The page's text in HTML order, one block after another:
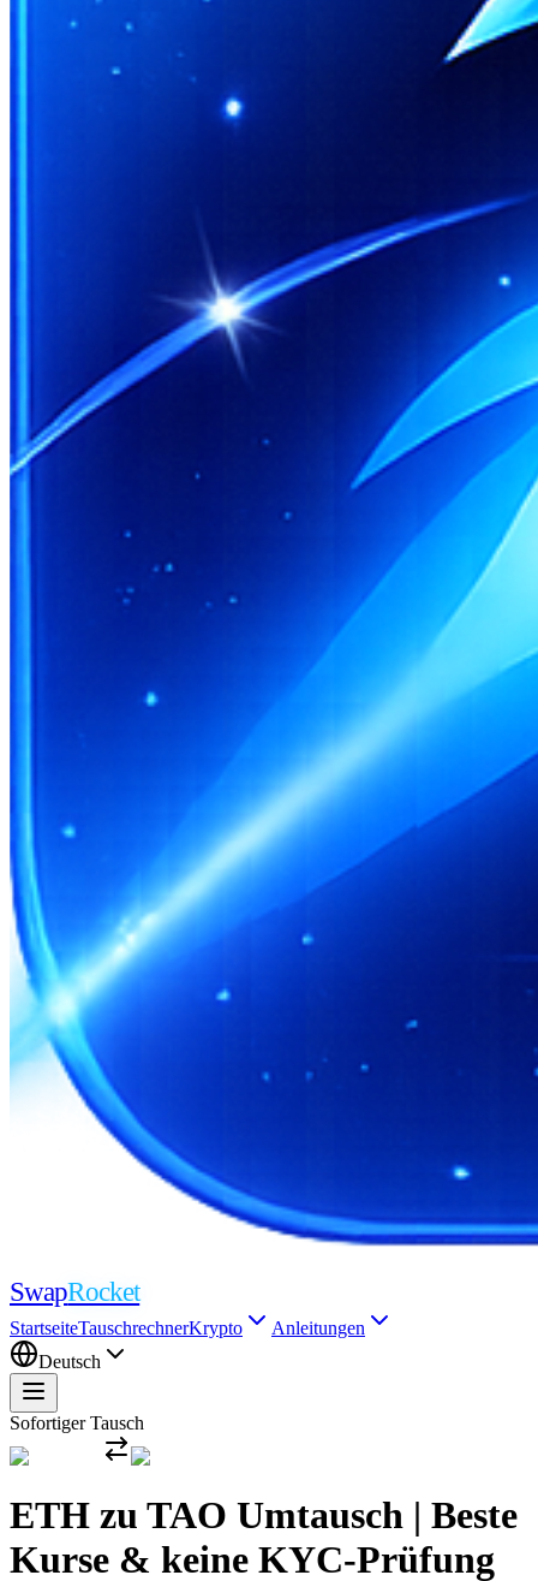
SwapRocket
StartseiteTauschrechnerKrypto
Anleitungen
Deutsch
Sofortiger Tausch
ETH zu TAO Umtausch | Beste
Kurse & keine KYC-Prüfung